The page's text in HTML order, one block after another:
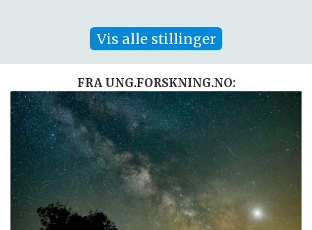
Vis alle stillinger
FRA UNG.FORSKNING.NO: